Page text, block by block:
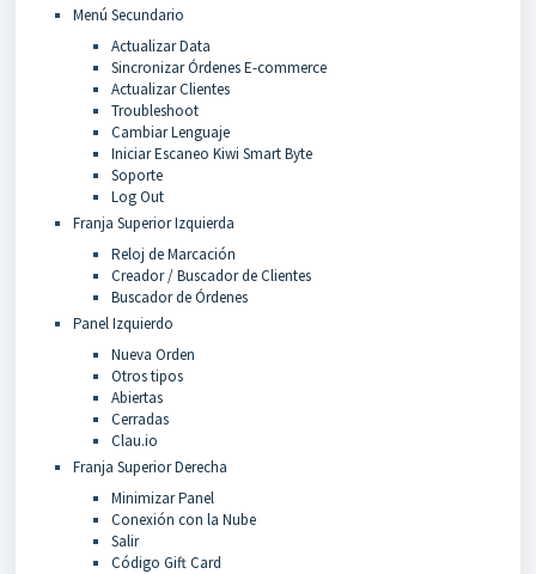
Menú Secundario
Actualizar Data
Sincronizar Órdenes E-commerce
Actualizar Clientes
Troubleshoot
Cambiar Lenguaje
Iniciar Escaneo Kiwi Smart Byte
Soporte
Log Out
Franja Superior Izquierda
Reloj de Marcación
Creador / Buscador de Clientes
Buscador de Órdenes
Panel Izquierdo
Nueva Orden
Otros tipos
Abiertas
Cerradas
Clau.io
Franja Superior Derecha
Minimizar Panel
Conexión con la Nube
Salir
Código Gift Card